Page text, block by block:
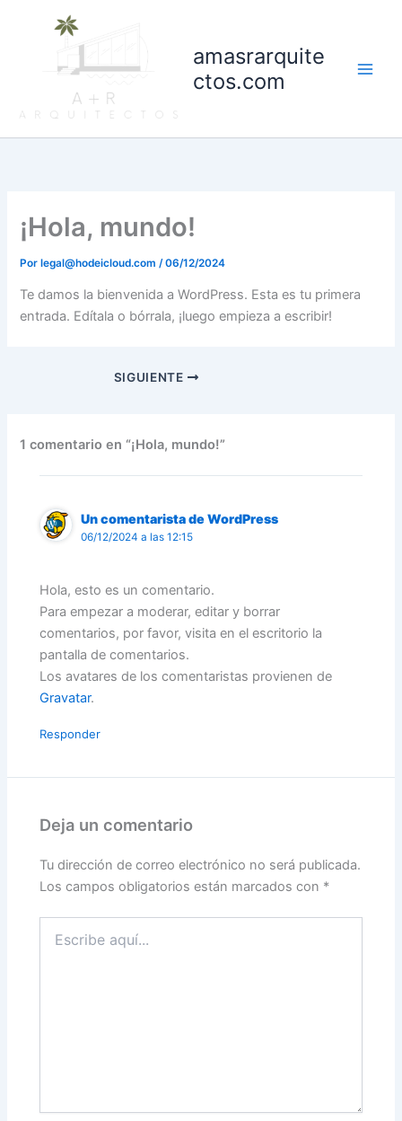
amasrarquite
ctos.com
¡Hola, mundo!
Porlegal@hodeicloud.com /06/12/2024
Te damos la bienvenida a WordPress. Esta es tu primera
entrada. Edítala o bórrala, ¡luego empieza a escribir!
SIGUIENTE
1 comentario en “¡Hola, mundo!”
Un comentarista de WordPress
06/12/2024 a las 12:15
Hola, esto es un comentario.
Para empezar a moderar, editar y borrar
comentarios, por favor, visita en el escritorio la
pantalla de comentarios.
Los avatares de los comentaristas provienen de
Gravatar.
Responder
Deja un comentario
Tu dirección de correo electrónico no será publicada.
Los campos obligatorios están marcados con *
aquí...